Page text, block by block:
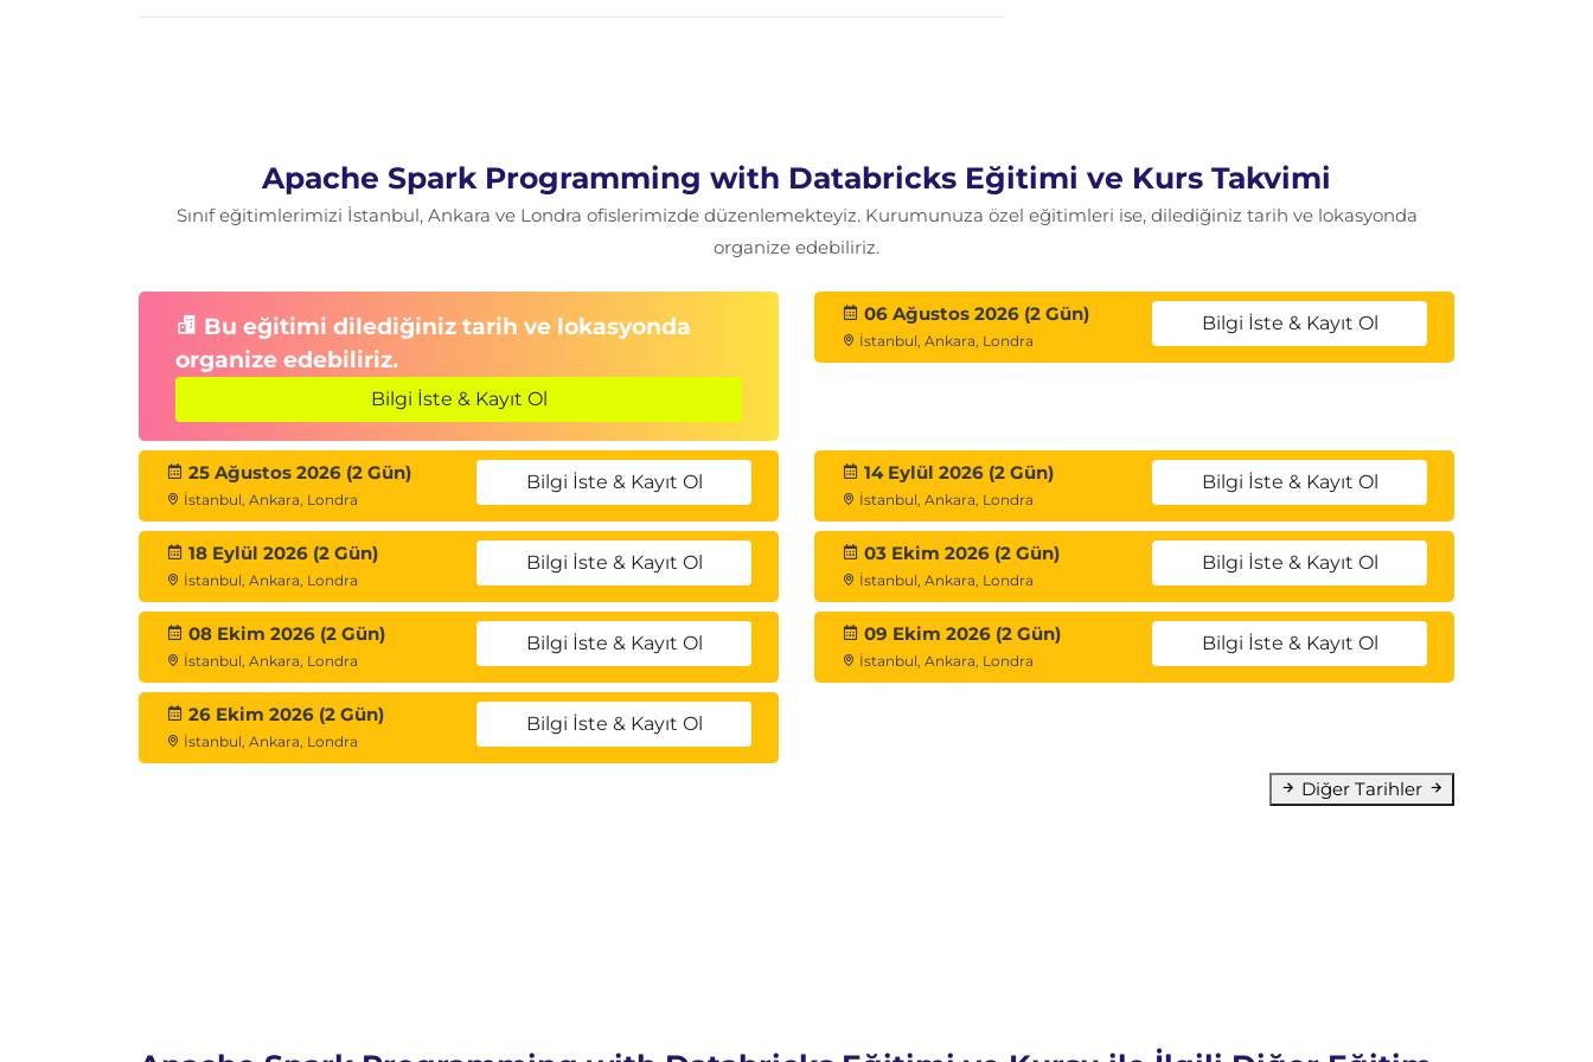
Apache Spark Programming with Databricks Eğitimi ve Kurs Takvimi
Sınıf eğitimlerimizi İstanbul, Ankara ve Londra ofislerimizde düzenlemekteyiz. Kurumunuza özel eğitimleri ise, dilediğiniz tarih ve lokasyonda
organize edebiliriz.
Bu eğitimi dilediğiniz tarih ve lokasyonda
organize edebiliriz.
Bilgi İste & Kayıt Ol
06 Ağustos 2026 (2 Gün)
İstanbul, Ankara, Londra
Bilgi İste & Kayıt Ol
25 Ağustos 2026 (2 Gün)
İstanbul, Ankara, Londra
Bilgi İste & Kayıt Ol 14 Eylül 2026 (2 Gün)
İstanbul, Ankara, Londra
Bilgi İste & Kayıt Ol
18 Eylül 2026 (2 Gün)
İstanbul, Ankara, Londra
Bilgi İste & Kayıt Ol 03 Ekim 2026 (2 Gün)
İstanbul, Ankara, Londra
Bilgi İste & Kayıt Ol
08 Ekim 2026 (2 Gün)
İstanbul, Ankara, Londra
Bilgi İste & Kayıt Ol 09 Ekim 2026 (2 Gün)
İstanbul, Ankara, Londra
Bilgi İste & Kayıt Ol
26 Ekim 2026 (2 Gün)
İstanbul, Ankara, Londra
Bilgi İste & Kayıt Ol
Diğer Tarihler